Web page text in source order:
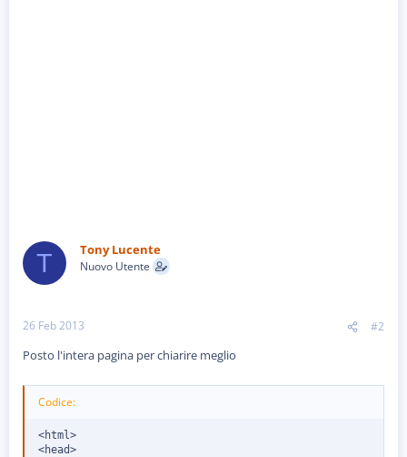
T Tony Lucente
Nuovo Utente
26 Feb 2013 #2
Posto l'intera pagina per chiarire meglio
Codice:
<html>
<head>